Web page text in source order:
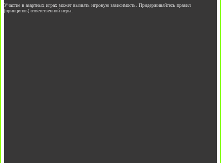
Участие в азартных играх может вызвать игровую зависимость. Придерживайтесь правил
(принципов) ответственной игры.